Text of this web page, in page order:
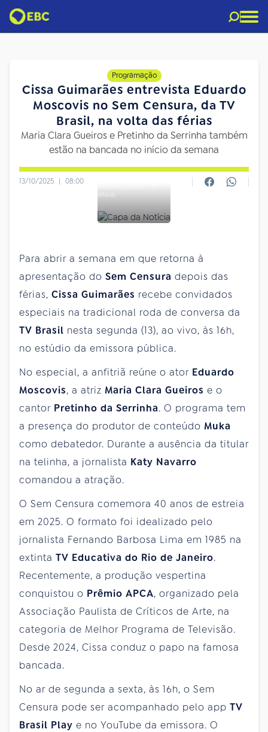
Programação
Cissa Guimarães entrevista Eduardo
Moscovis no Sem Censura, da TV
Brasil, na volta das férias
Maria Clara Gueiros e Pretinho da Serrinha também
estão na bancada no início da semana
13/10/2025 | 08:00
BRASIL
Para abrir a semana em que retorna à
apresentação do Sem Censura depois das
férias, Cissa Guimarães recebe convidados
especiais na tradicional roda de conversa da
TV Brasil nesta segunda (13), ao vivo, às 16h,
no estúdio da emissora pública.
No especial, a anfitriã reúne o ator Eduardo
Moscovis, a atriz Maria Clara Gueiros e o
cantor Pretinho da Serrinha. O programa tem
a presença do produtor de conteúdo Muka
como debatedor. Durante a ausência da titular
na telinha, a jornalista Katy Navarro
comandou a atração.
O Sem Censura comemora 40 anos de estreia
em 2025. O formato foi idealizado pelo
jornalista Fernando Barbosa Lima em 1985 na
extinta TV Educativa do Rio de Janeiro.
Recentemente, a produção vespertina
conquistou o Prêmio APCA, organizado pela
Associação Paulista de Críticos de Arte, na
categoria de Melhor Programa de Televisão.
Desde 2024, Cissa conduz o papo na famosa
bancada.
No ar de segunda a sexta, às 16h, o Sem
Censura pode ser acompanhado pelo app TV
Brasil Play e no YouTube da emissora. O